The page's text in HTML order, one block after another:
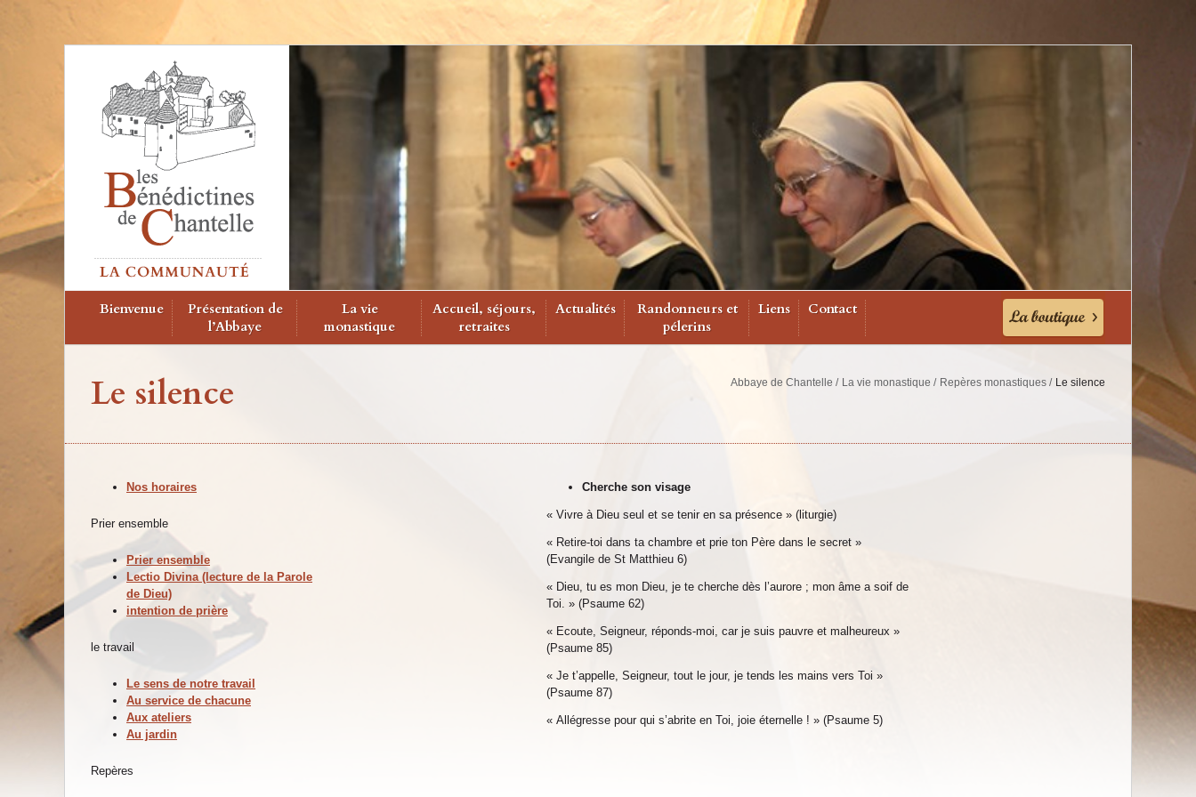
Bienvenue
Présentation de
l’Abbaye
La vie
monastique
Accueil, séjours,
retraites
Actualités
Randonneurs et
pélerins
Liens Contact
Le silence Abbaye de Chantelle La vie monastique Repères monastiques Le silence
Nos horaires
Prier ensemble
Prier ensemble
Lectio Divina (lecture de la Parole
de Dieu)
intention de prière
le travail
Le sens de notre travail
Au service de chacune
Aux ateliers
Au jardin
Repères
Cherche son visage
« Vivre à Dieu seul et se tenir en sa présence » (liturgie)
« Retire-toi dans ta chambre et prie ton Père dans le secret »
(Evangile de St Matthieu 6)
« Dieu, tu es mon Dieu, je te cherche dès l’aurore ; mon âme a soif de
Toi. » (Psaume 62)
« Ecoute, Seigneur, réponds-moi, car je suis pauvre et malheureux »
(Psaume 85)
« Je t’appelle, Seigneur, tout le jour, je tends les mains vers Toi »
(Psaume 87)
« Allégresse pour qui s’abrite en Toi, joie éternelle ! » (Psaume 5)